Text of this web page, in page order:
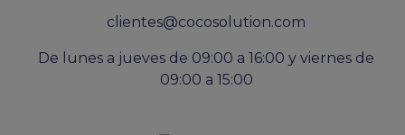
clientes@cocosolution.com
De lunes a jueves de 09:00 a 16:00 y viernes de
09:00 a 15:00